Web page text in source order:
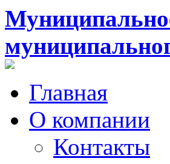
Главная
О компании
Контакты